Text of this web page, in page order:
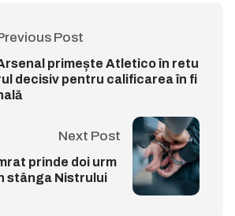
Post
primește Atletico în retu
decisiv pentru calificarea în fi
Next Post
prinde doi urm
stânga Nistrului